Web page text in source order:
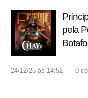
pela
24/12/25 às 14:52 0